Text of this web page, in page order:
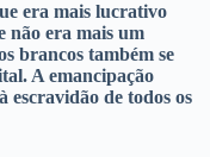
era mais lucrativo
não era mais um
brancos também se
A emancipação
escravidão de todos os